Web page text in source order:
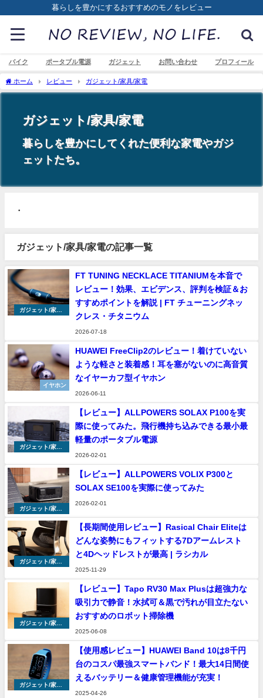
暮らしを豊かにするおすすめのモノをレビュー
バイク ポータブル電源 ガジェット お問い合わせ プロフィール
ホーム レビュー ガジェット/家具/家電
ガジェット/家具/家電
暮らしを豊かにしてくれた便利な家電やガジ
ェットたち。
・
ガジェット/家具/家電の記事一覧
ガジェット/家具/
FT TUNING NECKLACE TITANIUMを本音で
レビュー！効果、エビデンス、評判を検証＆お
すすめポイントを解説 | FT チューニングネッ
クレス・チタニウム
2026-07-18
イヤホン
HUAWEI FreeClip2のレビュー！着けていない
ような軽さと装着感！耳を塞がないのに高音質
なイヤーカフ型イヤホン
2026-06-11
ガジェット/家具/
【レビュー】ALLPOWERS SOLAX P100を実
際に使ってみた。飛行機持ち込みできる最小最
軽量のポータブル電源
2026-02-01
ガジェット/家具/
家電
【レビュー】ALLPOWERS VOLIX P300と
SOLAX SE100を実際に使ってみた
2026-02-01
ガジェット/家具/
【長期間使用レビュー】Rasical Chair Eliteは
どんな姿勢にもフィットする7Dアームレスト
と4Dヘッドレストが最高 | ラシカル
2025-11-29
ガジェット/家具/
【レビュー】Tapo RV30 Max Plusは超強力な
吸引力で静音！水拭可＆黒で汚れが目立たない
おすすめのロボット掃除機
2025-06-08
ガジェット/家具/
【使用感レビュー】HUAWEI Band 10は8千円
台のコスパ最強スマートバンド！最大14日間使
えるバッテリー＆健康管理機能が充実！
2025-04-26